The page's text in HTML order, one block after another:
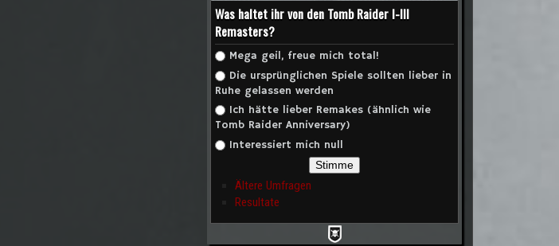
Was haltet ihr von den Tomb Raider I-III
Remasters?
Auswahlmöglichkeiten
Mega geil, freue mich total!
Die ursprünglichen Spiele sollten lieber in
Ruhe gelassen werden
Ich hätte lieber Remakes (ähnlich wie
Tomb Raider Anniversary)
Interessiert mich null
Ältere Umfragen
Resultate